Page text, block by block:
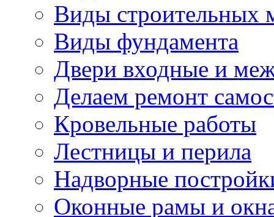
Виды строительных
Виды фундамента
Двери входные и
Делаем ремонт
Кровельные работы
Лестницы и перила
Надворные
Оконные рамы и